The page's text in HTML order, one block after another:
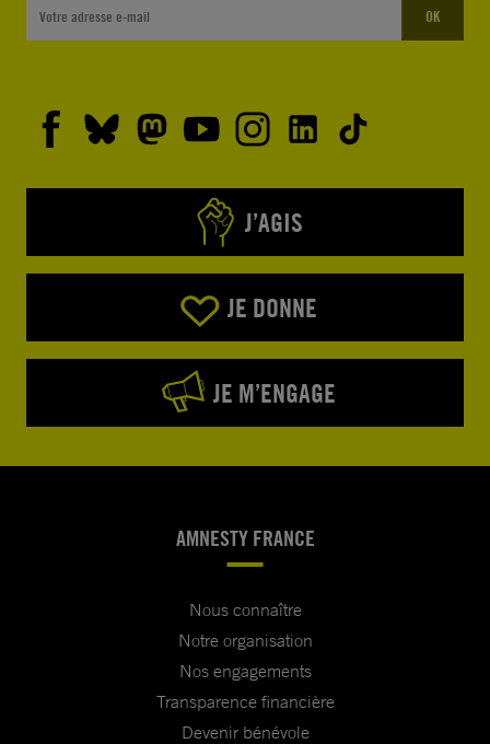
OK
J’AGIS
JE DONNE
JE M’ENGAGE
AMNESTY FRANCE
Nous connaître
Notre organisation
Nos engagements
Transparence financière
Devenir bénévole